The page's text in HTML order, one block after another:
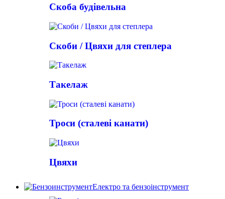
Скоба будівельна
Скоби / Цвяхи для степлера
Такелаж
Троси (сталеві канати)
Цвяхи
Електро та бензоінструмент